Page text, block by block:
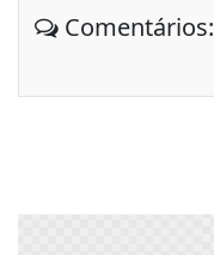
Comentários: